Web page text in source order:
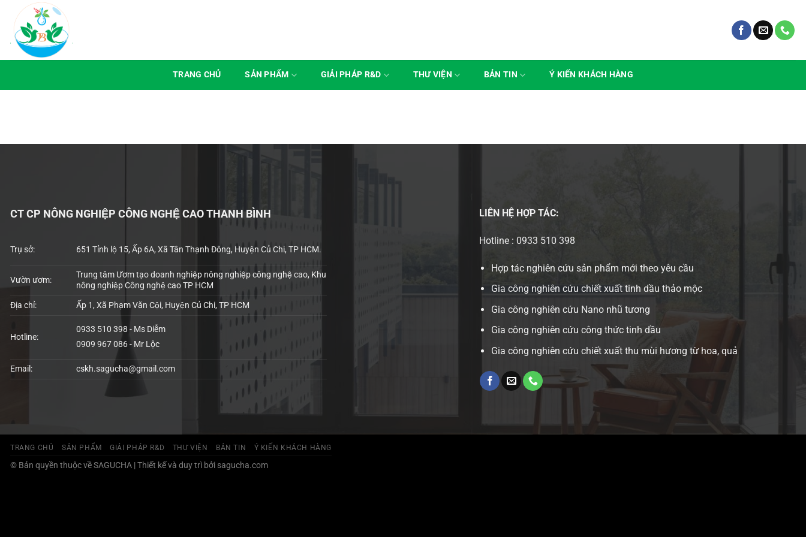
Chuyển
đến
dung
TRANG CHỦ SẢN PHẨM GIẢI PHÁP R&D THƯ VIỆN BẢN TIN Ý KIẾN KHÁCH HÀNG
CT CP NÔNG NGHIỆP CÔNG NGHỆ CAO THANH BÌNH
Trụ sở: 651 Tỉnh lộ 15, Ấp 6A, Xã Tân Thạnh Đông, Huyện Củ Chi, TP HCM.
Vườn ươm:
Trung tâm Ươm tạo doanh nghiệp nông nghiệp công nghệ cao, Khu
nông nghiệp Công nghệ cao TP HCM
Địa chỉ: Ấp 1, Xã Phạm Văn Cội, Huyện Củ Chi, TP HCM
Hotline:
0933 510 398 - Ms Diễm
0909 967 086 - Mr Lộc
Email: cskh.sagucha@gmail.com
LIÊN HỆ HỢP TÁC:
Hotline : 0933 510 398
Hợp tác nghiên cứu sản phẩm mới theo yêu cầu
Gia công nghiên cứu chiết xuất tinh dầu thảo mộc
Gia công nghiên cứu Nano nhũ tương
Gia công nghiên cứu công thức tinh dầu
Gia công nghiên cứu chiết xuất thu mùi hương từ hoa, quả
TRANG CHỦ SẢN PHẨM GIẢI PHÁP R&D THƯ VIỆN BẢN TIN Ý KIẾN KHÁCH HÀNG
© Bản quyền thuộc về SAGUCHA | Thiết kế và duy trì bởi sagucha.com